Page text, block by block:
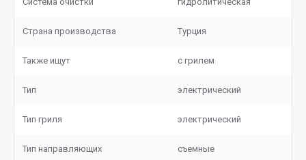
Страна производства Турция
Также ищут с грилем
Тип электрический
Тип гриля электрический
Тип направляющих съемные